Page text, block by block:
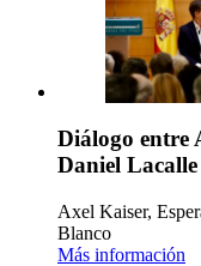
Diálogo entre
Daniel
Axel Kaiser,
Blanco
Más información